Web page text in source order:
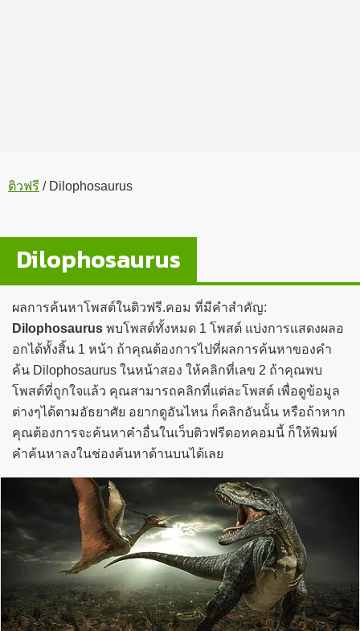
ติวฟรี /Dilophosaurus
Dilophosaurus
ผลการค้นหาโพสต์ในติวฟรี.คอม ที่มีคำสำคัญ:
Dilophosaurus พบโพสต์ทั้งหมด 1 โพสต์ แบ่งการแสดงผลอ
อกได้ทั้งสิ้น 1 หน้า ถ้าคุณต้องการไปที่ผลการค้นหาของคำ
ค้น Dilophosaurus ในหน้าสอง ให้คลิกที่เลข 2 ถ้าคุณพบ
โพสต์ที่ถูกใจแล้ว คุณสามารถคลิกที่แต่ละโพสต์ เพื่อดูข้อมูล
ต่างๆได้ตามอัธยาศัย อยากดูอันไหน ก็คลิกอันนั้น หรือถ้าหาก
คุณต้องการจะค้นหาคำอื่นในเว็บติวฟรีดอทคอมนี้ ก็ให้พิมพ์
คำค้นหาลงในช่องค้นหาด้านบนได้เลย